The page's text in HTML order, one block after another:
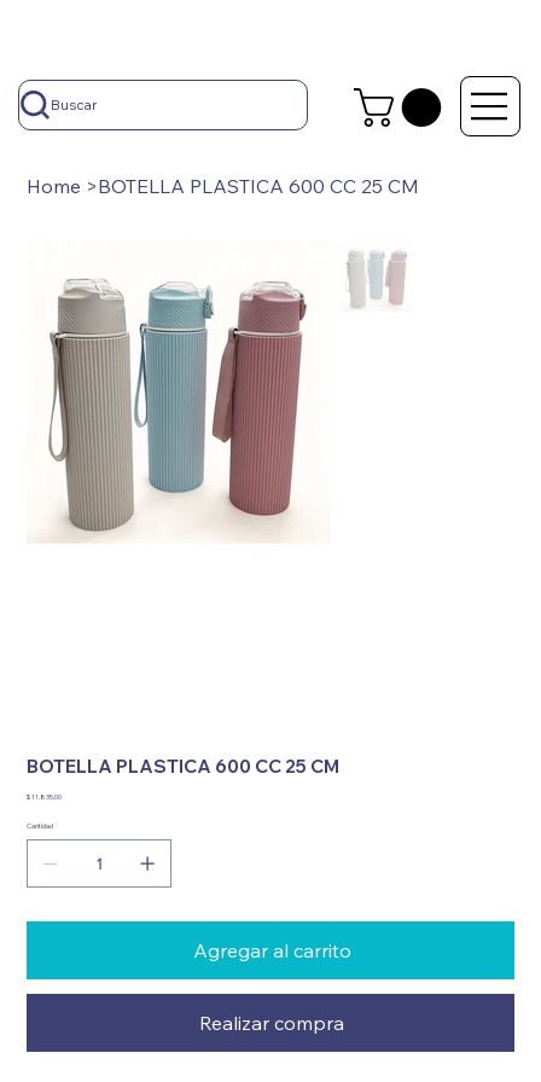
Buscar
Home >BOTELLA PLASTICA 600 CC 25 CM
BOTELLA PLASTICA 600 CC 25 CM
Precio
$ 11.835,00
Cantidad
Agregar al carrito
Realizar compra